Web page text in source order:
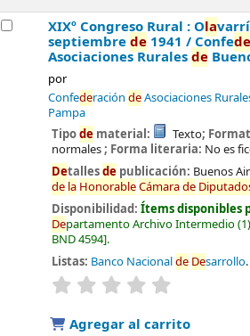
XIXº Congreso Rural : Ola
septiembrede 1941 / Confede
Asociaciones Ruralesde
por
ConfederacióndeAsociaciones
Pampa
Tipode material: Texto;
normales; Forma literaria: No es
Detallesde publicación: Buenos
de la HonorableCámarade
Disponibilidad:Ítems disponibles
Departamento Archivo Intermedio(1)
BND 4594 .
Listas: Banco Nacionalde Desarrollo.
valoración
Agregar al carrito